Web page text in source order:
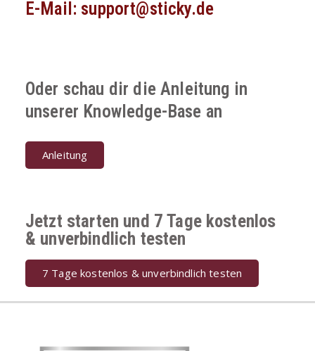
E-Mail: support@sticky.de
Oder schau dir die Anleitung in
unserer Knowledge-Base an
Anleitung
Jetzt starten und 7 Tage kostenlos
& unverbindlich testen
7 Tage kostenlos & unverbindlich testen